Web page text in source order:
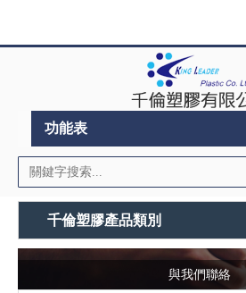
功能表
千倫塑膠產品類別
與我們聯絡